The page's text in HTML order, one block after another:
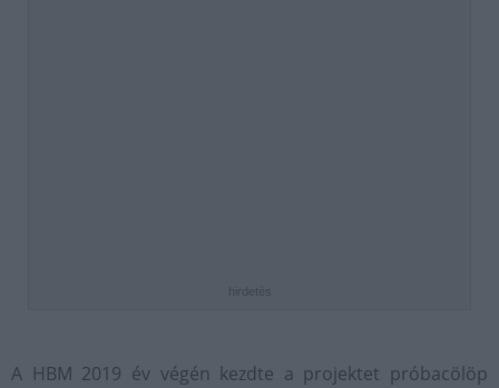
hirdetés
A HBM 2019 év végén kezdte a projektet próbacölöp